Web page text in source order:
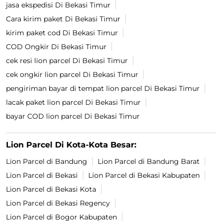
jasa ekspedisi Di Bekasi Timur
Cara kirim paket Di Bekasi Timur
kirim paket cod Di Bekasi Timur
COD Ongkir Di Bekasi Timur
cek resi lion parcel Di Bekasi Timur
cek ongkir lion parcel Di Bekasi Timur
pengiriman bayar di tempat lion parcel Di Bekasi Timur
lacak paket lion parcel Di Bekasi Timur
bayar COD lion parcel Di Bekasi Timur
Lion Parcel Di Kota-Kota Besar:
Lion Parcel di Bandung
Lion Parcel di Bandung Barat
Lion Parcel di Bekasi
Lion Parcel di Bekasi Kabupaten
Lion Parcel di Bekasi Kota
Lion Parcel di Bekasi Regency
Lion Parcel di Bogor Kabupaten